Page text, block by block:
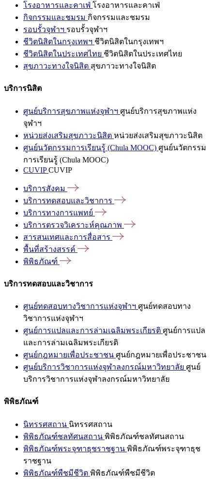
โรงอาหารและคาเฟ่ โรงอาหารและคาเฟ่
กิจกรรมและชมรม กิจกรรมและชมรม
รอบรั้วจุฬาฯ รอบรั้วจุฬาฯ
ชีวิตนิสิตในกรุงเทพฯ ชีวิตนิสิตในกรุงเทพฯ
ชีวิตนิสิตในประเทศไทย ชีวิตนิสิตในประเทศไทย
สุขภาวะทางใจนิสิต สุขภาวะทางใจนิสิต
บริการนิสิต
ศูนย์บริการสุขภาพแห่งจุฬาฯ ศูนย์บริการสุขภาพแห่ง
จุฬาฯ
หน่วยส่งเสริมสุขภาวะนิสิต หน่วยส่งเสริมสุขภาวะนิสิต
ศูนย์นวัตกรรมการเรียนรู้ (Chula MOOC) ศูนย์นวัตกรรม
การเรียนรู้ (Chula MOOC)
CUVIPCUVIP
บริการสังคม
บริการทดสอบและวิชาการ
บริการทางการแพทย์
บริการตรวจวิเคราะห์คุณภาพ
สารสนเทศและการสื่อสาร
พื้นที่สร้างสรรค์
พิพิธภัณฑ์
บริการทดสอบและวิชาการ
ศูนย์ทดสอบทางวิชาการแห่งจุฬาฯ ศูนย์ทดสอบทาง
วิชาการแห่งจุฬาฯ
ศูนย์การแปลและการล่ามเฉลิมพระเกียรติ ศูนย์การแปล
และการล่ามเฉลิมพระเกียรติ
ศูนย์กฎหมายเพื่อประชาชน ศูนย์กฎหมายเพื่อประชาชน
ศูนย์บริการวิชาการแห่งจุฬาลงกรณ์มหาวิทยาลัย ศูนย์
บริการวิชาการแห่งจุฬาลงกรณ์มหาวิทยาลัย
พิพิธภัณฑ์
นิทรรศสถาน นิทรรศสถาน
พิพิธภัณฑ์ชลทัศนสถาน พิพิธภัณฑ์ชลทัศนสถาน
พิพิธภัณฑ์พระจุฑาธุชราชฐาน พิพิธภัณฑ์พระจุฑาธุช
ราชฐาน
พิพิธภัณฑ์พืชมีชีวิต พิพิธภัณฑ์พืชมีชีวิต